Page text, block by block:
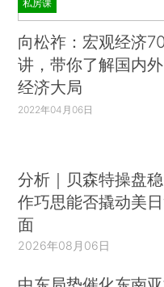
私房课
向松祚：宏观经济70
讲，带你了解国内外
经济大局
2022年04月06日
分析｜贝森特操盘
作巧思能否撬动美
面
2026年08月06日